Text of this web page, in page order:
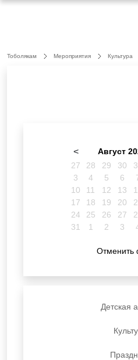
Тоболякам Мероприятия Культура
< Август
27 28 29 30
3
4 5 6
10
11 12 13
17
18 19 20
24
25 26 27
31
1 2 3
Отменить
Детская